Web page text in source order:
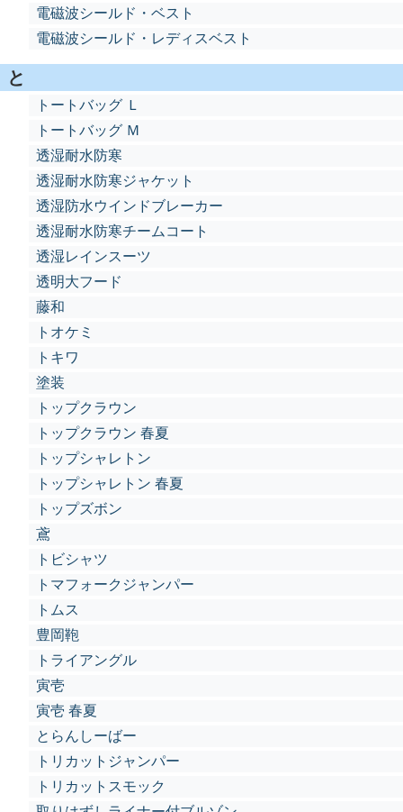
電磁波シールド・ベスト
電磁波シールド・レディスベスト
と
トートバッグ Ｌ
トートバッグ Ｍ
透湿耐水防寒
透湿耐水防寒ジャケット
透湿防水ウインドブレーカー
透湿耐水防寒チームコート
透湿レインスーツ
透明大フード
藤和
トオケミ
トキワ
塗装
トップクラウン
トップクラウン 春夏
トップシャレトン
トップシャレトン 春夏
トップズボン
鳶
トビシャツ
トマフォークジャンパー
トムス
豊岡鞄
トライアングル
寅壱
寅壱 春夏
とらんしーばー
トリカットジャンパー
トリカットスモック